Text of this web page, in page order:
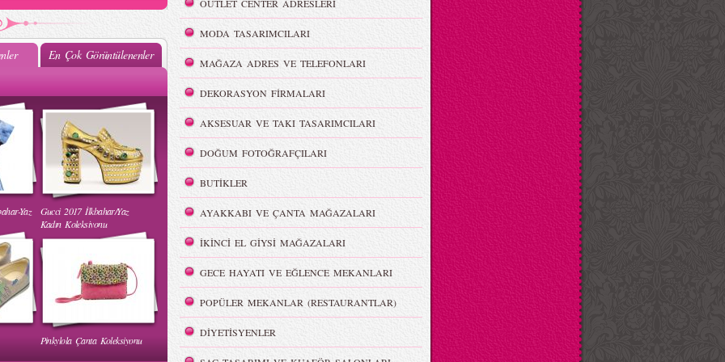
2015 Defilesi
Burçe Bekrek - MBFWI Yaz
2015 Defilesi
Hakan Akkaya - MBFWI Yaz
En Çok Görüntülenenler
Yaz
Gucci 2017 İlkbahar/Yaz
Kadın Koleksiyonu
Pinkylola Çanta Koleksiyonu
OUTLET CENTER ADRESLERİ
MODA TASARIMCILARI
MAĞAZA ADRES VE TELEFONLARI
DEKORASYON FİRMALARI
AKSESUAR VE TAKI TASARIMCILARI
DOĞUM FOTOĞRAFÇILARI
BUTİKLER
AYAKKABI VE ÇANTA MAĞAZALARI
İKİNCİ EL GİYSİ MAĞAZALARI
GECE HAYATI VE EĞLENCE MEKANLARI
POPÜLER MEKANLAR (RESTAURANTLAR)
DİYETİSYENLER